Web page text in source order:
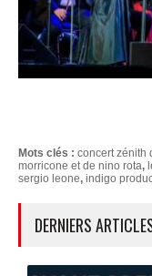
Mots clés : concert zénith
morricone et de nino rota,
sergio leone, indigo
DERNIERS